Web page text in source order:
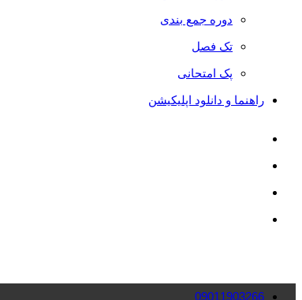
دوره جمع بندی
تک فصل
پک امتحانی
راهنما و دانلود اپلیکیشن
09011903266